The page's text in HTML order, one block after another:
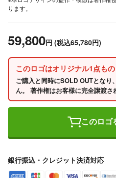
ります。
59,800円 (税込65,780円)
このロゴはオリジナル1点もの
ご購入と同時にSOLD OUTとなり
ん。 著作権はお客様に完全譲渡さ
このロゴ
銀行振込・クレジット決済対応